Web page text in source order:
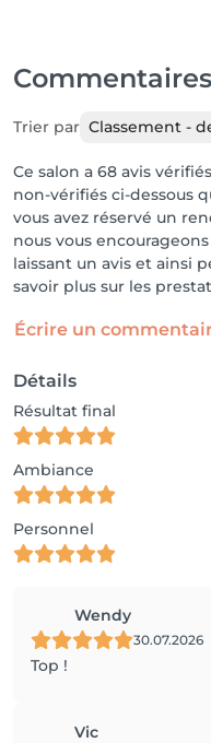
Commentaires
Trier par Classement -
Ce salon a 68 avis
non-vérifiés ci-dessous
vous avez réservé un
nous vous
laissant un avis et ainsi
savoir plus sur les
Écrire un
Détails
Résultat final
Ambiance
Personnel
Wendy
30.07.2026
Top !
Vic